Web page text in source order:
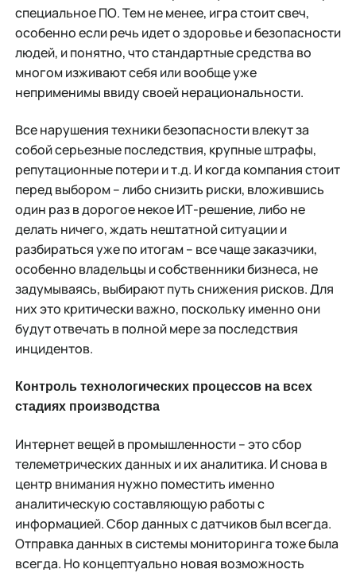
специальное ПО. Тем не менее, игра стоит свеч,
особенно если речь идет о здоровье и безопасности
людей, и понятно, что стандартные средства во
многом изживают себя или вообще уже
неприменимы ввиду своей нерациональности.
Все нарушения техники безопасности влекут за
собой серьезные последствия, крупные штрафы,
репутационные потери и т.д. И когда компания стоит
перед выбором – либо снизить риски, вложившись
один раз в дорогое некое ИТ-решение, либо не
делать ничего, ждать нештатной ситуации и
разбираться уже по итогам – все чаще заказчики,
особенно владельцы и собственники бизнеса, не
задумываясь, выбирают путь снижения рисков. Для
них это критически важно, поскольку именно они
будут отвечать в полной мере за последствия
инцидентов.
Контроль технологических процессов на всех
стадиях производства
Интернет вещей в промышленности – это сбор
телеметрических данных и их аналитика. И снова в
центр внимания нужно поместить именно
аналитическую составляющую работы с
информацией. Сбор данных с датчиков был всегда.
Отправка данных в системы мониторинга тоже была
всегда. Но концептуально новая возможность